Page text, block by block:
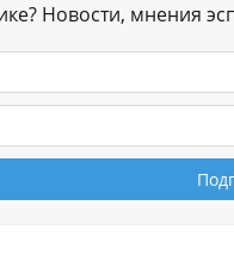
Новости, мнения